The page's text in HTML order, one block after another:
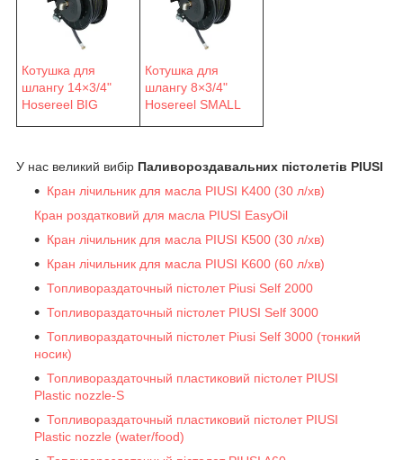
Котушка для
шлангу 14×3/4"
Hosereel BIG
Котушка для
шлангу 8×3/4"
Hosereel SMALL
У нас великий вибір Паливороздавальних пістолетів PIUSI
Кран лічильник для масла PIUSI K400 (30 л/хв)
Кран роздатковий для масла PIUSI EasyOil
Кран лічильник для масла PIUSI K500 (30 л/хв)
Кран лічильник для масла PIUSI K600 (60 л/хв)
Топливораздаточный пістолет Piusi Self 2000
Топливораздаточный пістолет PIUSI Self 3000
Топливораздаточный пістолет Piusi Self 3000 (тонкий
носик)
Топливораздаточный пластиковий пістолет PIUSI
Plastic nozzle-S
Топливораздаточный пластиковий пістолет PIUSI
Plastic nozzle (water/food)